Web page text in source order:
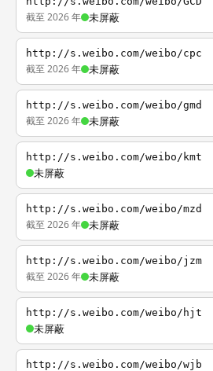
截至 2026 年 未屏蔽
http://s.weibo.com/weibo/cpc
截至 2026 年 未屏蔽
http://s.weibo.com/weibo/gmd
截至 2026 年 未屏蔽
http://s.weibo.com/weibo/kmt
未屏蔽
http://s.weibo.com/weibo/mzd
截至 2026 年 未屏蔽
http://s.weibo.com/weibo/jzm
截至 2026 年 未屏蔽
http://s.weibo.com/weibo/hjt
未屏蔽
http://s.weibo.com/weibo/wjb